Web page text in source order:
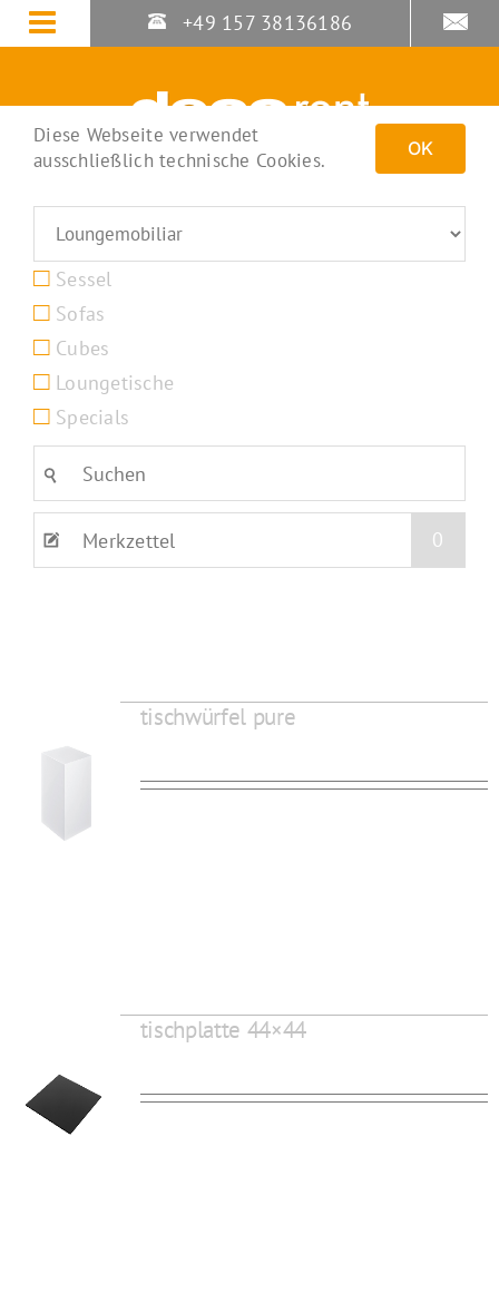
Zum
Inhalt
+49 157 38136186
Sessel
Sofas
Cubes
Loungetische
Specials
Merkzettel 0
tischwürfel pure
tischplatte 44×44
Diese Webseite verwendet
ausschließlich technische Cookies.
OK